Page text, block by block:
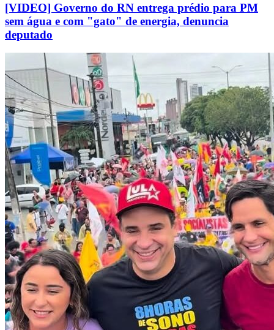
[VIDEO] Governo do RN entrega prédio para PM
sem água e com "gato" de energia, denuncia
deputado